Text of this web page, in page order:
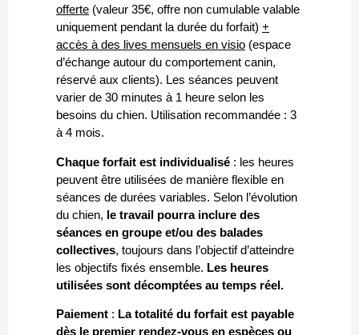
offerte (valeur 35€, offre non cumulable valable
uniquement pendant la durée du forfait) +
accès à des lives mensuels en visio (espace
d’échange autour du comportement canin,
réservé aux clients). Les séances peuvent
varier de 30 minutes à 1 heure selon les
besoins du chien. Utilisation recommandée : 3
à 4 mois.
Chaque forfait est individualisé : les heures
peuvent être utilisées de manière flexible en
séances de durées variables. Selon l’évolution
du chien, le travail pourra inclure des
séances en groupe et/ou des balades
collectives, toujours dans l’objectif d’atteindre
les objectifs fixés ensemble. Les heures
utilisées sont décomptées au temps réel.
Paiement : La totalité du forfait est payable
dès le premier rendez-vous en espèces ou